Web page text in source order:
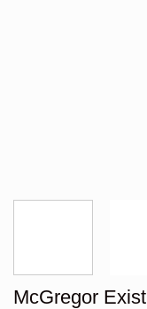
McGregor Exist